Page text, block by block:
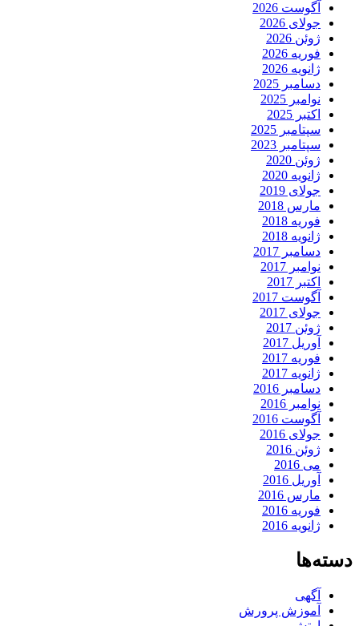
آگوست 2026
جولای 2026
ژوئن 2026
فوریه 2026
ژانویه 2026
دسامبر 2025
نوامبر 2025
اکتبر 2025
سپتامبر 2025
سپتامبر 2023
ژوئن 2020
ژانویه 2020
جولای 2019
مارس 2018
فوریه 2018
ژانویه 2018
دسامبر 2017
نوامبر 2017
اکتبر 2017
آگوست 2017
جولای 2017
ژوئن 2017
آوریل 2017
فوریه 2017
ژانویه 2017
دسامبر 2016
نوامبر 2016
آگوست 2016
جولای 2016
ژوئن 2016
می 2016
آوریل 2016
مارس 2016
فوریه 2016
ژانویه 2016
دسته‌ها
آگهی
آموزش پرورش